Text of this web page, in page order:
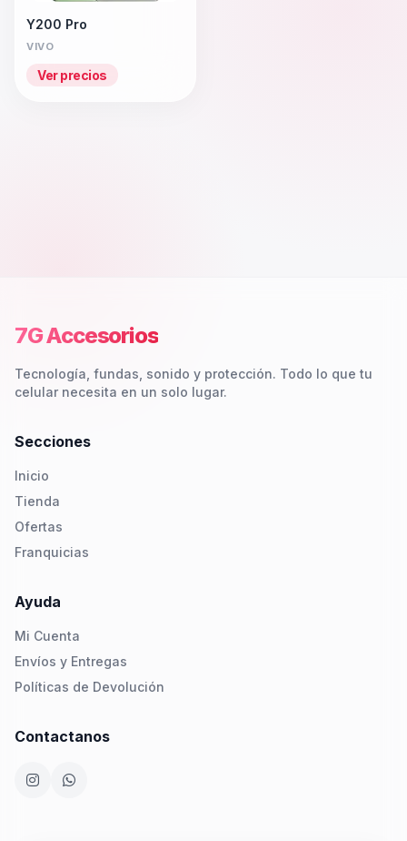
Y200 Pro
VIVO
Ver precios
7G Accesorios
Tecnología, fundas, sonido y protección. Todo lo que tu
celular necesita en un solo lugar.
Secciones
Inicio
Tienda
Ofertas
Franquicias
Ayuda
Mi Cuenta
Envíos y Entregas
Políticas de Devolución
Contactanos